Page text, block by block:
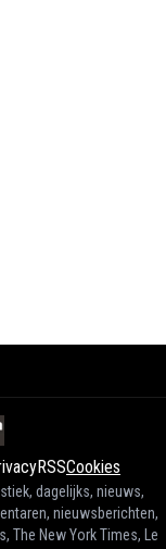
RSSCookies
dagelijks, nieuws,
nieuwsberichten,
The New York Times, Le